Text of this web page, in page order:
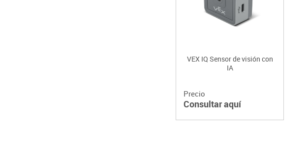
VEX IQ Sensor de visión con
IA
Precio
Consultar aquí